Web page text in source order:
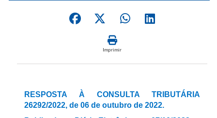
Imprimir
RESPOSTA À CONSULTA TRIBUTÁRIA
26292/2022, de 06 de outubro de 2022.